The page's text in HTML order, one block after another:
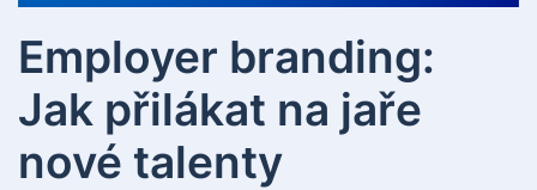
Employer branding:
Jak přilákat na jaře
nové talenty